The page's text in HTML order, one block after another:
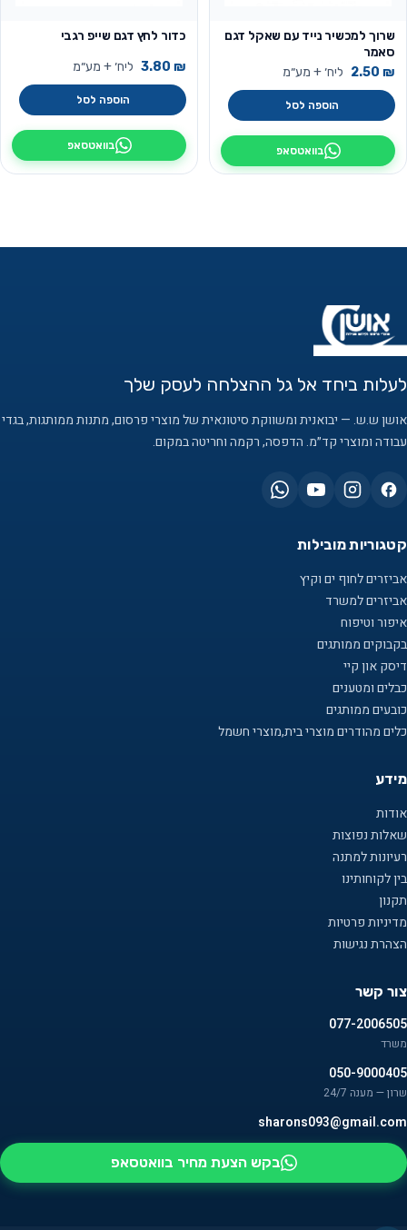
שרוך למכשיר נייד עם שאקל דגם
סאמר
2.50 ₪ ליח׳ + מע״מ
הוספה לסל
בוואטסאפ
כדור לחץ דגם שייפ רגבי
3.80 ₪ ליח׳ + מע״מ
הוספה לסל
בוואטסאפ
לעלות ביחד אל גל ההצלחה לעסק שלך
אושן ש.ש. — יבואנית ומשווקת סיטונאית של מוצרי פרסום, מתנות ממותגות, בגדי
עבודה ומוצרי קד״מ. הדפסה, רקמה וחריטה במקום.
קטגוריות מובילות
אביזרים לחוף ים וקיץ
אביזרים למשרד
איפור וטיפוח
בקבוקים ממותגים
דיסק און קיי
כבלים ומטענים
כובעים ממותגים
כלים מהודרים מוצרי בית,מוצרי חשמל
מידע
אודות
שאלות נפוצות
רעיונות למתנה
בין לקוחותינו
תקנון
מדיניות פרטיות
הצהרת נגישות
צור קשר
077-2006505
משרד
050-9000405
שרון — מענה 24/7
sharons093@gmail.com
בקש הצעת מחיר בוואטסאפ